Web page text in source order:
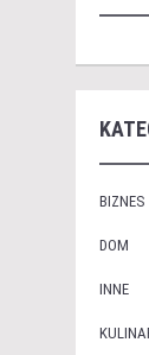
BIZNES
DOM
INNE